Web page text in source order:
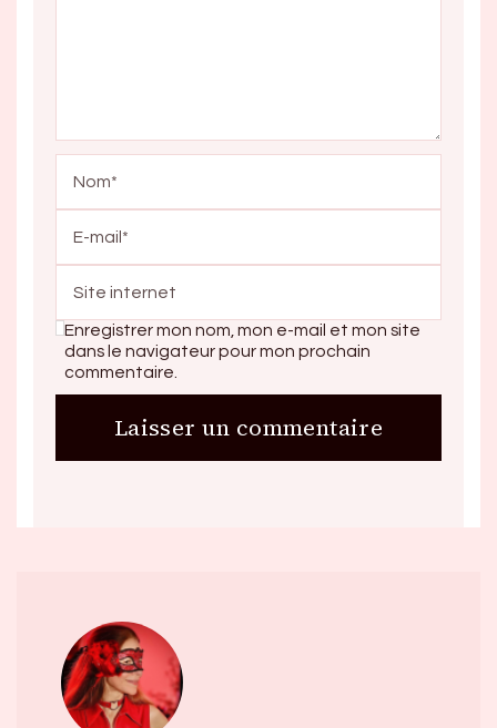
Enregistrer mon nom, mon e-mail et mon site
dans le navigateur pour mon prochain
commentaire.